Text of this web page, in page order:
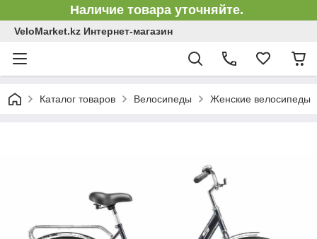
Наличие товара уточняйте.
VeloMarket.kz Интернет-магазин
Каталог товаров Велосипеды Женские велосипеды